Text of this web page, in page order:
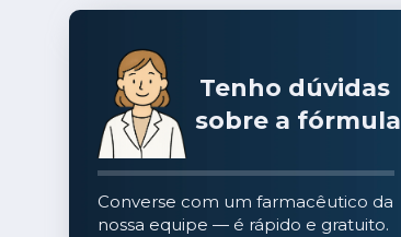
Converse com um farmacêutico da
nossa equipe — é rápido e gratuito.
Tenho dúvidas
sobre a fórmula